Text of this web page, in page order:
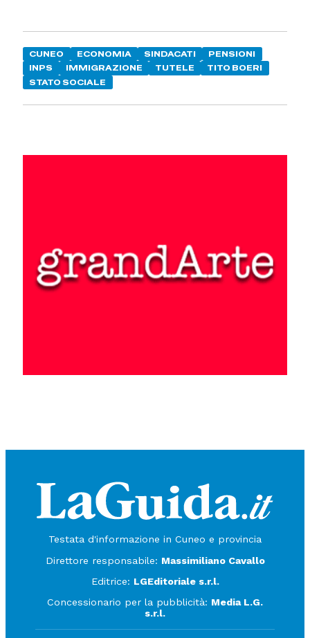
CUNEO ECONOMIA SINDACATI
PENSIONI
INPS
IMMIGRAZIONE TUTELE
TITO BOERI
STATO SOCIALE
Testata d'informazione in Cuneo e provincia
Direttore responsabile: Massimiliano Cavallo
Editrice: LGEditoriale s.r.l.
Concessionario per la pubblicità: Media L.G.
s.r.l.